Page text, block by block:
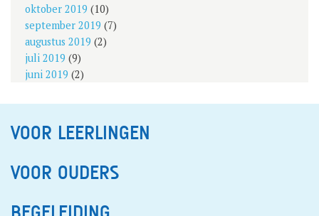
oktober 2019 (10)
september 2019 (7)
augustus 2019 (2)
juli 2019 (9)
juni 2019 (2)
VOOR LEERLINGEN
VOOR OUDERS